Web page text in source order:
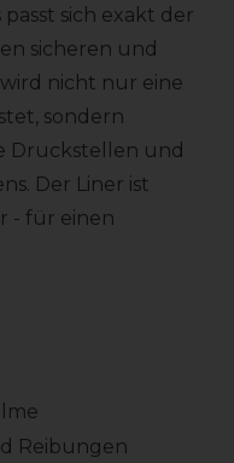
sich exakt der
sicheren und
nicht nur eine
sondern
Druckstellen und
Der Liner ist
- für einen
Reibungen